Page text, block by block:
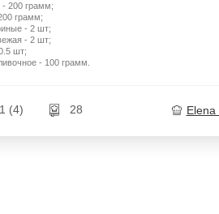
200 грамм;
грамм;
- 2 шт;
- 2 шт;
шт;
- 100 грамм.
1 (4) 28 Elena